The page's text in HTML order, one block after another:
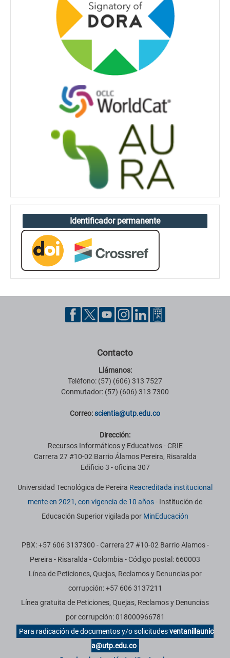
Identificador permanente
Contacto
Llámanos:
Teléfono: (57) (606) 313 7527
Conmutador: (57) (606) 313 7300
Correo:scientia@utp.edu.co
Dirección:
Recursos Informáticos y Educativos - CRIE
Carrera 27 #10-02 Barrio Álamos Pereira, Risaralda
Edificio 3 - oficina 307
Universidad Tecnológica de Pereira Reacreditada institucional
mente en 2021, con vigencia de 10 años- Institución de
Educación Superior vigilada por MinEducación
PBX: +57 606 3137300 - Carrera 27 #10-02 Barrio Alamos -
Pereira - Risaralda - Colombia - Código postal: 660003
Línea de Peticiones, Quejas, Reclamos y Denuncias por
corrupción: +57 606 3137211
Línea gratuita de Peticiones, Quejas, Reclamos y Denuncias
por corrupción: 018000966781
Para radicación de documentos y/o solicitudesventanillaunic
a@utp.edu.co